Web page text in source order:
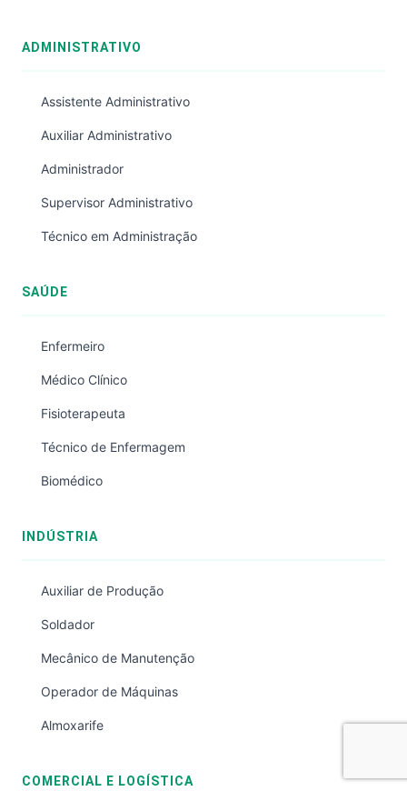
ADMINISTRATIVO
Assistente Administrativo
Auxiliar Administrativo
Administrador
Supervisor Administrativo
Técnico em Administração
SAÚDE
Enfermeiro
Médico Clínico
Fisioterapeuta
Técnico de Enfermagem
Biomédico
INDÚSTRIA
Auxiliar de Produção
Soldador
Mecânico de Manutenção
Operador de Máquinas
Almoxarife
COMERCIAL E LOGÍSTICA